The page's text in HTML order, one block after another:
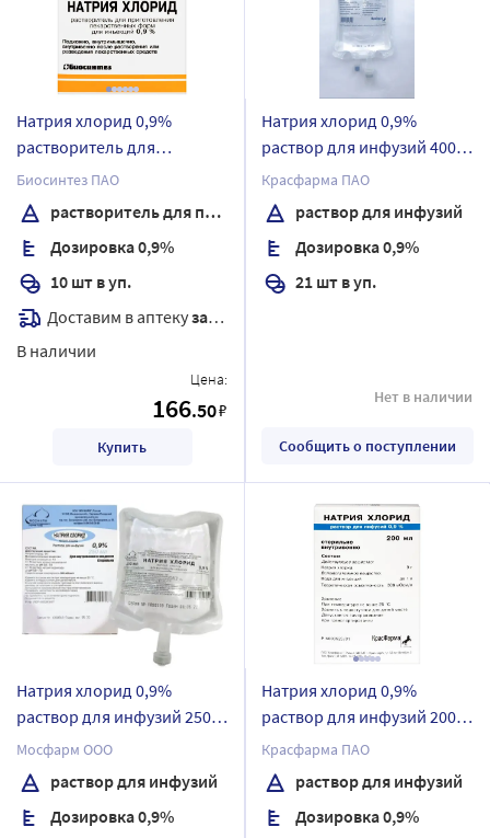
Натрия хлорид 0,9%
растворитель для
приготовления
лекарственных форм для
инъекций 5 мл ампулы 10
шт.
Биосинтез ПАО
растворитель для приготовления лекарственных форм для инъекций
Дозировка 0,9%
10 шт в уп.
Доставим в аптекузавтра
В наличии
Цена:
166.50₽
Купить
Натрия хлорид 0,9%
раствор для инфузий 400
мл контейнер 21 шт.
Красфарма ПАО
раствор для инфузий
Дозировка 0,9%
21 шт в уп.
Нет в наличии
Сообщить о поступлении
Натрия хлорид 0,9%
раствор для инфузий 250
мл упаковка пачка
картонная контейнер 1 шт.
Мосфарм ООО
раствор для инфузий
Дозировка 0,9%
Натрия хлорид 0,9%
раствор для инфузий 200
мл контейнер 1 шт.
Красфарма ПАО
раствор для инфузий
Дозировка 0,9%